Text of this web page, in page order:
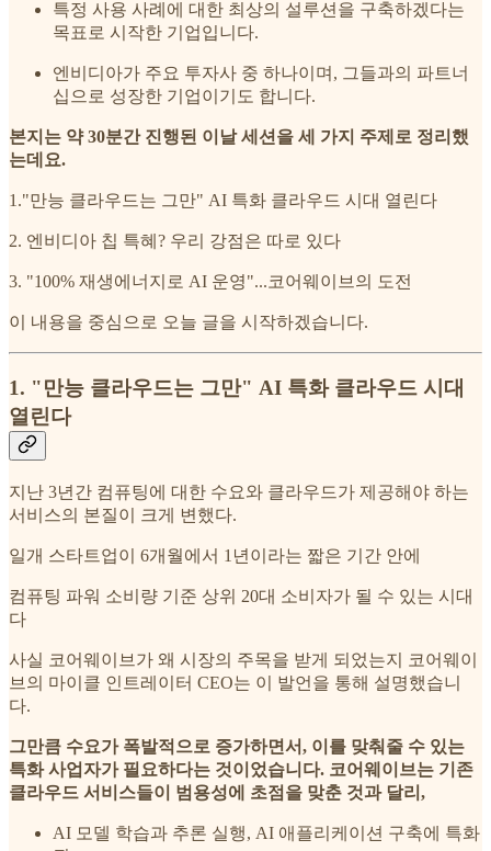
특정 사용 사례에 대한 최상의 설루션을 구축하겠다는
목표로 시작한 기업입니다.
엔비디아가 주요 투자사 중 하나이며, 그들과의 파트너
십으로 성장한 기업이기도 합니다.
본지는 약 30분간 진행된 이날 세션을 세 가지 주제로 정리했
는데요.
1."만능 클라우드는 그만" AI 특화 클라우드 시대 열린다
2. 엔비디아 칩 특혜? 우리 강점은 따로 있다
3. "100% 재생에너지로 AI 운영"...코어웨이브의 도전
이 내용을 중심으로 오늘 글을 시작하겠습니다.
1. "만능 클라우드는 그만" AI 특화 클라우드 시대
열린다
지난 3년간 컴퓨팅에 대한 수요와 클라우드가 제공해야 하는
서비스의 본질이 크게 변했다.
일개 스타트업이 6개월에서 1년이라는 짧은 기간 안에
컴퓨팅 파워 소비량 기준 상위 20대 소비자가 될 수 있는 시대
다
사실 코어웨이브가 왜 시장의 주목을 받게 되었는지 코어웨이
브의 마이클 인트레이터 CEO는 이 발언을 통해 설명했습니
다.
그만큼 수요가 폭발적으로 증가하면서, 이를 맞춰줄 수 있는
특화 사업자가 필요하다는 것이었습니다. 코어웨이브는 기존
클라우드 서비스들이 범용성에 초점을 맞춘 것과 달리,
AI 모델 학습과 추론 실행, AI 애플리케이션 구축에 특화